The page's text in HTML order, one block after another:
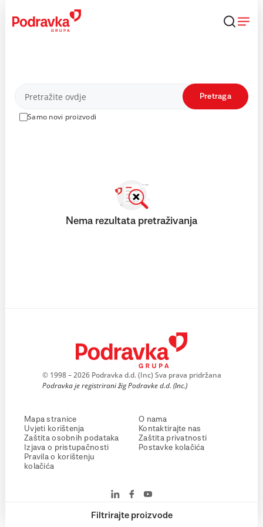
content
Proizvodi
Samo novi proizvodi
Pretraga
Filtrirajte proizvode
Nema rezultata pretraživanja
© 1998 – 2026 Podravka d.d. (Inc) Sva prava pridržana
Podravka je registrirani žig Podravke d.d. (Inc.)
Mapa stranice
Uvjeti korištenja
Zaštita osobnih podataka
Izjava o pristupačnosti
Pravila o korištenju
kolačića
O nama
Kontaktirajte nas
Zaštita privatnosti
Postavke kolačića